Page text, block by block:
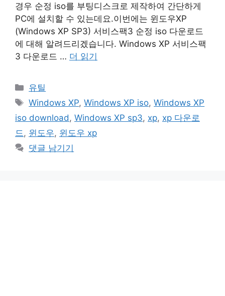
경우 순정 iso를 부팅디스크로 제작하여 간단하게
PC에 설치할 수 있는데요.이번에는 윈도우XP
(Windows XP SP3) 서비스팩3 순정 iso 다운로드
에 대해 알려드리겠습니다. Windows XP 서비스팩
3 다운로드 … 더 읽기
카
테
리
유틸
태
그
Windows XP,Windows XP iso,Windows XP
iso download , Windows XP sp3, xp, xp 다운로
드 , 윈도우, 윈도우 xp
댓글 남기기